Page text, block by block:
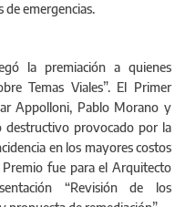
de emergencias.
la premiación a quienes
Temas Viales”. El Primer
Appolloni, Pablo Morano y
destructivo provocado por la
en los mayores costos
fue para el Arquitecto
“Revisión de los